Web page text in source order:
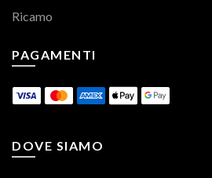
Ricamo
PAGAMENTI
DOVE SIAMO